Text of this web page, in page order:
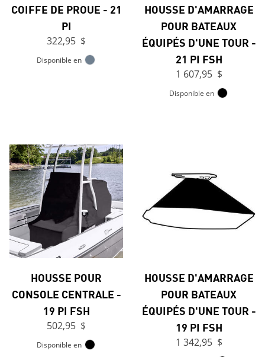
COIFFE DE PROUE - 21
PI
322,95 $
Disponible en
HOUSSE D'AMARRAGE
POUR BATEAUX
ÉQUIPÉS D'UNE TOUR -
21 PI FSH
1 607,95 $
Disponible en
HOUSSE POUR
CONSOLE CENTRALE -
19 PI FSH
502,95 $
Disponible en
HOUSSE D'AMARRAGE
POUR BATEAUX
ÉQUIPÉS D'UNE TOUR -
19 PI FSH
1 342,95 $